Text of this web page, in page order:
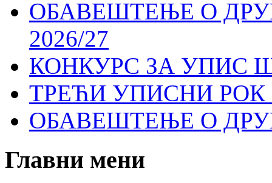
ОБАВЕШТЕЊЕ О
2026/27
КОНКУРС ЗА УПИС
ТРЕЋИ УПИСНИ РОК
ОБАВЕШТЕЊЕ О
Главни мени